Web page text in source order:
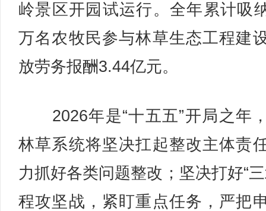
岭景区开园试运行。全年累计吸
万名农牧民参与林草生态工程建
放劳务报酬3.44亿元。
2026年是“十五五”开局之年
林草系统将坚决扛起整改主体责
力抓好各类问题整改；坚决打好“
程攻坚战，紧盯重点任务，严把